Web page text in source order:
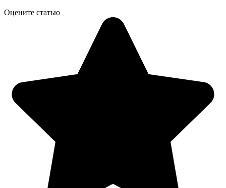
Оцените статью